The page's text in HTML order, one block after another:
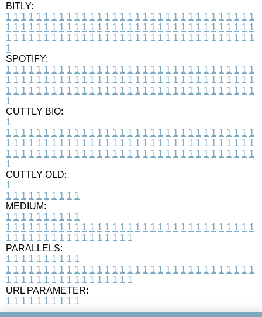
BITLY:
1 1 1 1 1 1 1 1 1 1 1 1 1 1 1 1 1 1 1 1 1 1 1 1 1 1 1 1 1 1 1 1 1
1 1 1 1 1 1 1 1 1 1 1 1 1 1 1 1 1 1 1 1 1 1 1 1 1 1 1 1 1 1 1 1 1
1 1 1 1 1 1 1 1 1 1 1 1 1 1 1 1 1 1 1 1 1 1 1 1 1 1 1 1 1 1 1 1 1
1
SPOTIFY:
1 1 1 1 1 1 1 1 1 1 1 1 1 1 1 1 1 1 1 1 1 1 1 1 1 1 1 1 1 1 1 1 1
1 1 1 1 1 1 1 1 1 1 1 1 1 1 1 1 1 1 1 1 1 1 1 1 1 1 1 1 1 1 1 1 1
1 1 1 1 1 1 1 1 1 1 1 1 1 1 1 1 1 1 1 1 1 1 1 1 1 1 1 1 1 1 1 1 1
1
CUTTLY BIO:
1
1 1 1 1 1 1 1 1 1 1 1 1 1 1 1 1 1 1 1 1 1 1 1 1 1 1 1 1 1 1 1 1 1
1 1 1 1 1 1 1 1 1 1 1 1 1 1 1 1 1 1 1 1 1 1 1 1 1 1 1 1 1 1 1 1 1
1 1 1 1 1 1 1 1 1 1 1 1 1 1 1 1 1 1 1 1 1 1 1 1 1 1 1 1 1 1 1 1 1
1
CUTTLY OLD:
1
1 1 1 1 1 1 1 1 1 1
MEDIUM:
1 1 1 1 1 1 1 1 1 1
1 1 1 1 1 1 1 1 1 1 1 1 1 1 1 1 1 1 1 1 1 1 1 1 1 1 1 1 1 1 1 1 1
1 1 1 1 1 1 1 1 1 1 1 1 1 1 1 1 1
PARALLELS:
1 1 1 1 1 1 1 1 1 1
1 1 1 1 1 1 1 1 1 1 1 1 1 1 1 1 1 1 1 1 1 1 1 1 1 1 1 1 1 1 1 1 1
1 1 1 1 1 1 1 1 1 1 1 1 1 1 1 1 1
URL PARAMETER:
1 1 1 1 1 1 1 1 1 1